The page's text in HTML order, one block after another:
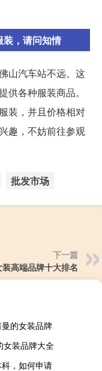
装，请问知情
山汽车站不远。这
各种服装商品。
装，并且价格相对
趣，不妨前往参观
批发市场
下一篇
装高端品牌十大排名
的女装品牌
女装品牌大全
，如何申请